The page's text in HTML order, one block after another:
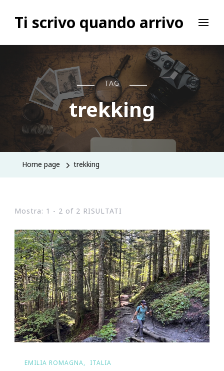
Ti scrivo quando arrivo
TAG
trekking
Home page trekking
Mostra: 1 - 2 of 2 RISULTATI
EMILIA ROMAGNA ITALIA